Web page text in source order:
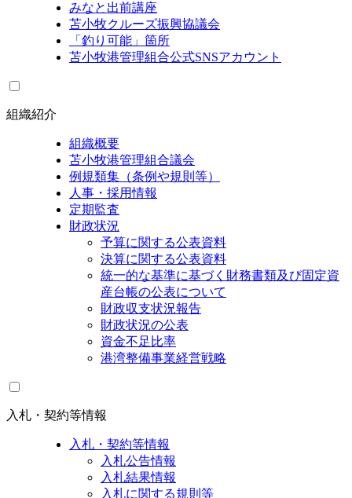
みなと出前講座
苫小牧クルーズ振興協議会
「釣り可能」箇所
苫小牧港管理組合公式SNSアカウント
組織紹介
組織概要
苫小牧港管理組合議会
例規類集（条例や規則等）
人事・採用情報
定期監査
財政状況
予算に関する公表資料
決算に関する公表資料
統一的な基準に基づく財務書類及び固定資
産台帳の公表について
財政収支状況報告
財政状況の公表
資金不足比率
港湾整備事業経営戦略
入札・契約等情報
入札・契約等情報
入札公告情報
入札結果情報
入札に関する規則等